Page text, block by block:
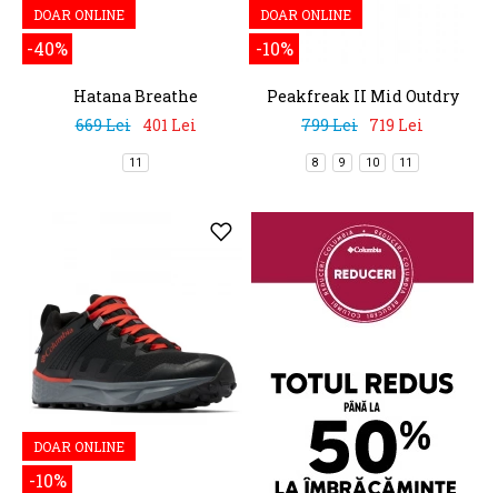
DOAR ONLINE
-40%
Hatana Breathe
669 Lei
401 Lei
11
DOAR ONLINE
-10%
Peakfreak II Mid Outdry
799 Lei 719 Lei
8 9 10 11
DOAR ONLINE
-10%